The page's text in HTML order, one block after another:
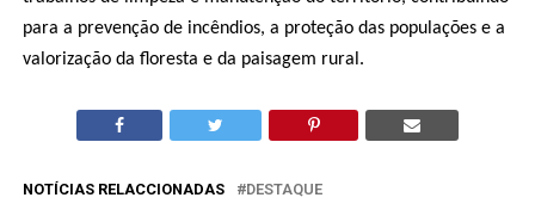
para a prevenção de incêndios, a proteção das populações e a
valorização da floresta e da paisagem rural.
NOTÍCIAS RELACCIONADAS DESTAQUE